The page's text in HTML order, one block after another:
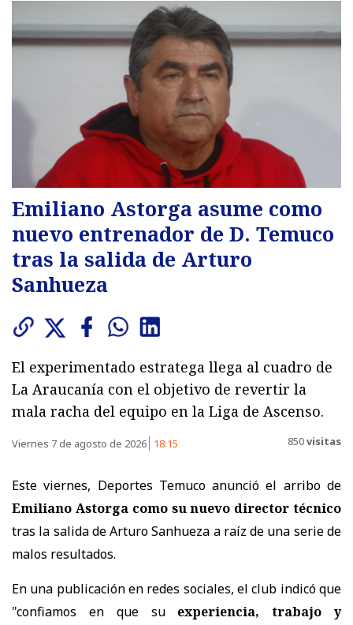
Emiliano Astorga asume como
nuevo entrenador de D. Temuco
tras la salida de Arturo
Sanhueza
El experimentado estratega llega al cuadro de
La Araucanía con el objetivo de revertir la
mala racha del equipo en la Liga de Ascenso.
Viernes 7 de agosto de 2026 18:15 850visitas
Este viernes, Deportes Temuco anunció el arribo de
Emiliano Astorga como su nuevo director técnico
tras la salida de Arturo Sanhueza a raíz de una serie de
malos resultados.
En una publicación en redes sociales, el club indicó que
"confiamos en que su experiencia, trabajo y